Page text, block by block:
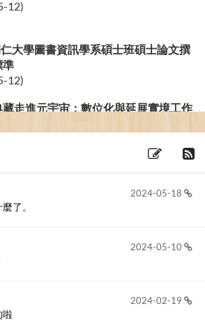
12)
大學圖書資訊學系碩士班碩士論文撰
準
12)
走進元宇宙：數位化與延展實境工作
2024-05-18
了。
2024-05-10
2024-02-19
啦